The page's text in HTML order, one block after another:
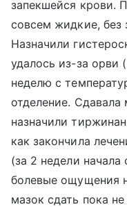
запекшейся крови.
совсем жидкие, без
Назначили
удалось из-за
неделю с
отделение. Сдавала
назначили
как закончила
(за 2 недели начала
болевые ощущения
мазок сдать пока